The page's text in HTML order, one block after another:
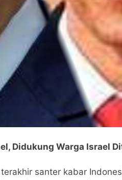
Didukung Warga Israel
santer kabar